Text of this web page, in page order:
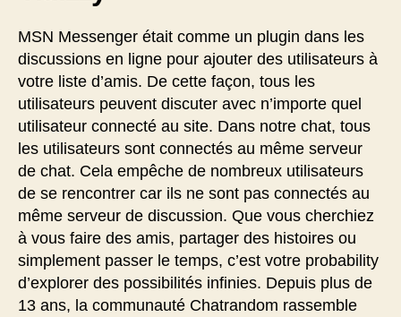
MSN Messenger était comme un plugin dans les
discussions en ligne pour ajouter des utilisateurs à
votre liste d’amis. De cette façon, tous les
utilisateurs peuvent discuter avec n’importe quel
utilisateur connecté au site. Dans notre chat, tous
les utilisateurs sont connectés au même serveur
de chat. Cela empêche de nombreux utilisateurs
de se rencontrer car ils ne sont pas connectés au
même serveur de discussion. Que vous cherchiez
à vous faire des amis, partager des histoires ou
simplement passer le temps, c’est votre probability
d’explorer des possibilités infinies. Depuis plus de
13 ans, la communauté Chatrandom rassemble